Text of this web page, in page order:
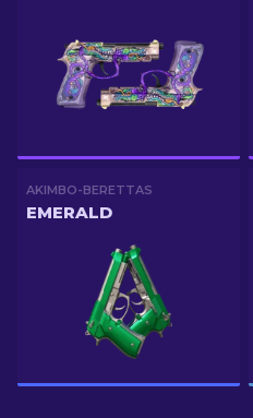
AKIMBO-BERETTAS
EMERALD